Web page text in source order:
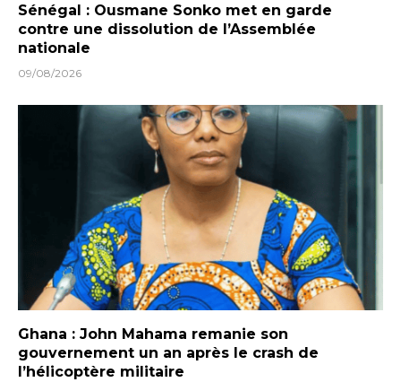
Sénégal : Ousmane Sonko met en garde
contre une dissolution de l’Assemblée
nationale
09/08/2026
Ghana : John Mahama remanie son
gouvernement un an après le crash de
l’hélicoptère militaire